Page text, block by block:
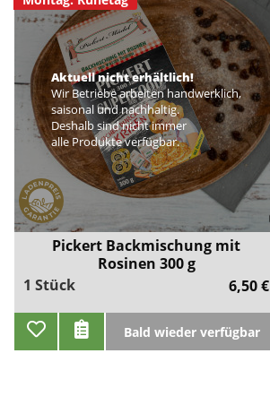
Aktuell nicht erhältlich!
Wir Betriebe arbeiten handwerklich,
saisonal und nachhaltig.
Deshalb sind nicht immer
alle Produkte verfügbar.
Pickert Backmischung mit
Rosinen 300 g
1 Stück
6,50 €
Bald wieder verfügbar